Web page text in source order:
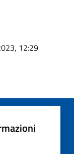
12:29